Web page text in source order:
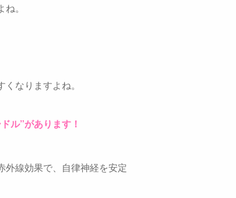
。
なりますよね。
ル”があります！
外線効果で、自律神経を安定